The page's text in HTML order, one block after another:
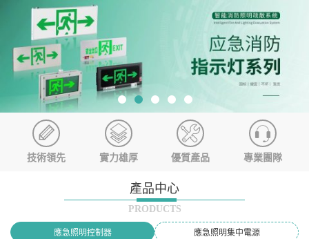
技術領先 實力雄厚 優質產品 專業團隊
產品中心
PRODUCTS
應急照明控制器 應急照明集中電源